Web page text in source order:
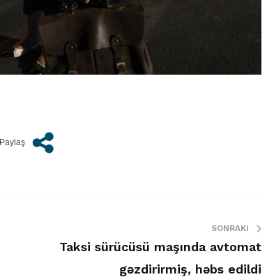
SONRAKI
Taksi sürücüsü maşında avtomat
gəzdirirmiş, həbs edildi